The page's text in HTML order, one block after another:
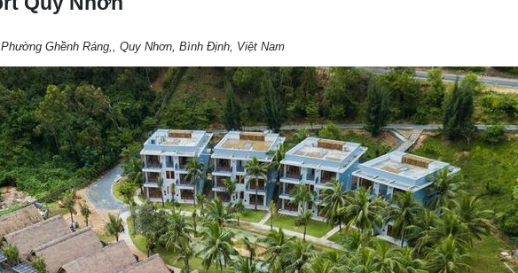
Ghềnh Ráng,, Quy Nhơn, Bình Định, Việt Nam